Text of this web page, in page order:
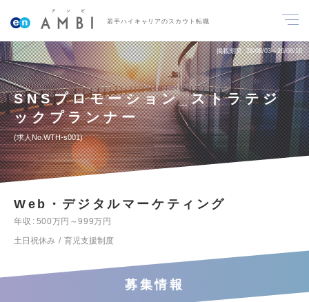
若手ハイキャリアのスカウト転職
掲載期間 26/08/03～26/08/16
SNSプロモーション_ストラテジ
ックプランナー
求人No.WTH-s001
Web・デジタルマーケティング
年収
500万円～999万円
土日祝休み
育児支援制度
募集情報